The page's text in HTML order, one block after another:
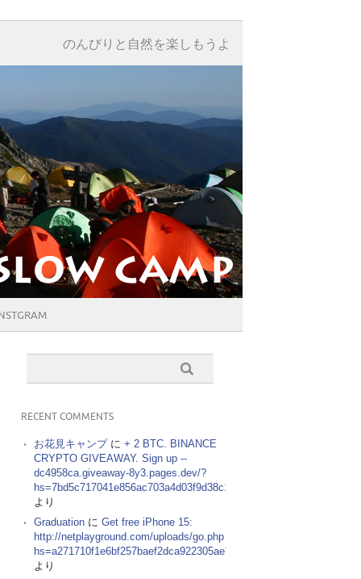
のんびりと自然を楽しもうよ
RECENT COMMENTS
お花見キャンプに + 2 BTC. BINANCE
CRYPTO GIVEAWAY. Sign up --
dc4958ca.giveaway-8y3.pages.dev/?
hs=7bd5c717041e856ac703a4d03f9d38c1&
より
Graduationに Get free iPhone 15:
http://netplayground.com/uploads/go.php
hs=a271710f1e6bf257baef2dca922305ae*
より